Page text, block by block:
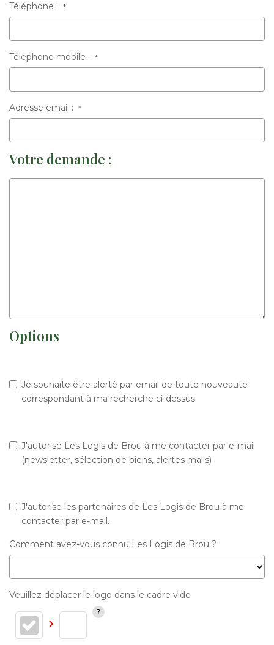
Téléphone : *
Téléphone mobile : *
Adresse email : *
Votre demande :
Options
Je souhaite être alerté par email de toute nouveauté
correspondant à ma recherche ci-dessus
J'autorise Les Logis de Brou à me contacter par e-mail
(newsletter, sélection de biens, alertes mails)
J'autorise les partenaires de Les Logis de Brou à me
contacter par e-mail.
Comment avez-vous connu Les Logis de Brou ?
Veuillez déplacer le logo dans le cadre vide